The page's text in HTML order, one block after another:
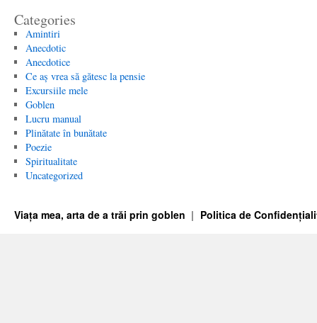
Categories
Amintiri
Anecdotic
Anecdotice
Ce aș vrea să gătesc la pensie
Excursiile mele
Goblen
Lucru manual
Plinătate în bunătate
Poezie
Spiritualitate
Uncategorized
Viața mea, arta de a trăi prin goblen Politica de